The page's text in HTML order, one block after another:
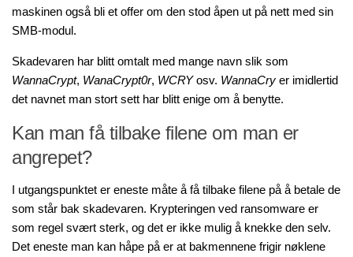
maskinen også bli et offer om den stod åpen ut på nett med sin
SMB-modul.
Skadevaren har blitt omtalt med mange navn slik som
WannaCrypt, WanaCrypt0r, WCRYosv. WannaCry er imidlertid
det navnet man stort sett har blitt enige om å benytte.
Kan man få tilbake filene om man er
angrepet?
I utgangspunktet er eneste måte å få tilbake filene på å betale de
som står bak skadevaren. Krypteringen ved ransomware er
som regel svært sterk, og det er ikke mulig å knekke den selv.
Det eneste man kan håpe på er at bakmennene frigir nøklene